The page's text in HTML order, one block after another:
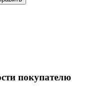
покупателю